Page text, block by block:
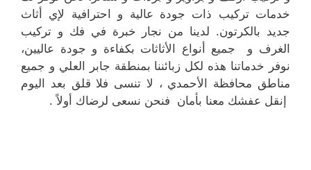
خدمات تركيب ذات جودة عالية و احترافية لإي أثاث
جديد بالكرتون. لدينا من نجار خبرة في فك و تركيب
الغرف و جميع أنواع الأثاثات بكفاءة و جودة عاليين،
نوفر خدماتنا هذه لكل زبائننا بمنطقة جابر العلي و جميع
مناطق محافظة الأحمدي ، لا تنسى فلا قلق بعد اليوم
إنقل عفشك معنا بأمان فنحن نسعى لرضاك أولاً .